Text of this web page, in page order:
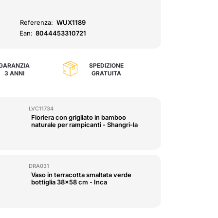
Referenza: WUX1189
Ean: 8044453310721
3 ANNI
SPEDIZIONE
GRATUITA
LVC11734
Fioriera con grigliato in bamboo
naturale per rampicanti - Shangri-la
DRA031
Vaso in terracotta smaltata verde
bottiglia 38x58 cm - Inca